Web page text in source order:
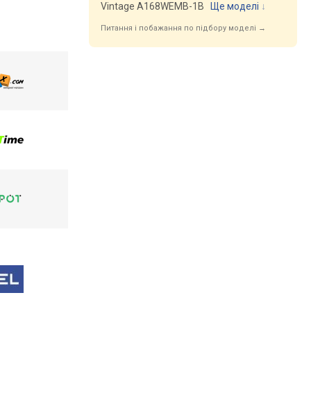
Vintage A168WEMB-1B
Ще моделі ↓
Питання і побажання по підбору моделі →